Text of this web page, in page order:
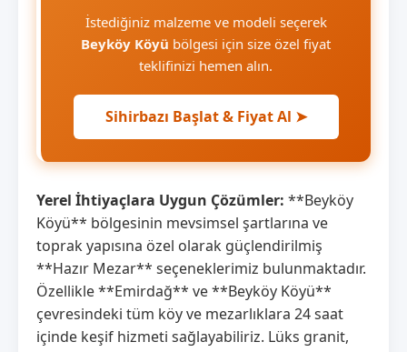
İstediğiniz malzeme ve modeli seçerek
Beyköy Köyü bölgesi için size özel fiyat
teklifinizi hemen alın.
Sihirbazı Başlat & Fiyat Al ➤
Yerel İhtiyaçlara Uygun Çözümler: **Beyköy
Köyü** bölgesinin mevsimsel şartlarına ve
toprak yapısına özel olarak güçlendirilmiş
**Hazır Mezar** seçeneklerimiz bulunmaktadır.
Özellikle **Emirdağ** ve **Beyköy Köyü**
çevresindeki tüm köy ve mezarlıklara 24 saat
içinde keşif hizmeti sağlayabiliriz. Lüks granit,